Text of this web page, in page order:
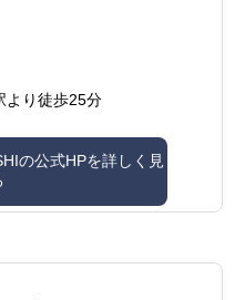
より徒歩25分
の公式HPを詳しく見